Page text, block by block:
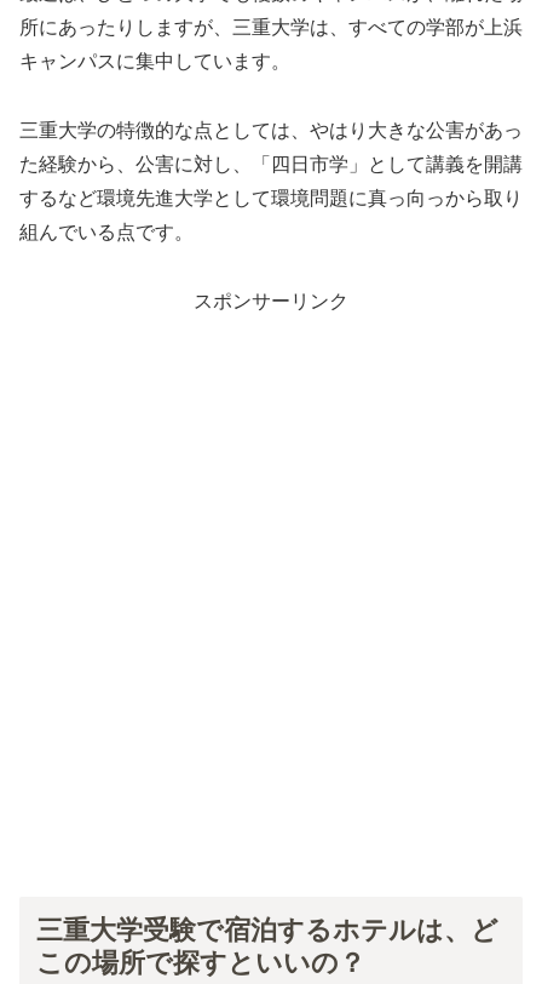
所にあったりしますが、三重大学は、すべての学部が上浜
キャンパスに集中しています。
三重大学の特徴的な点としては、やはり大きな公害があっ
た経験から、公害に対し、「四日市学」として講義を開講
するなど環境先進大学として環境問題に真っ向っから取り
組んでいる点です。
スポンサーリンク
三重大学受験で宿泊するホテルは、ど
この場所で探すといいの？